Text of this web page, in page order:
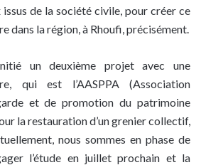
de la société civile, pour créer ce
dans la région, à Rhoufi, précisément.
un deuxième projet avec une
qui est l’AASPPA (Association
et de promotion du patrimoine
la restauration d’un grenier collectif,
nous sommes en phase de
l’étude en juillet prochain et la